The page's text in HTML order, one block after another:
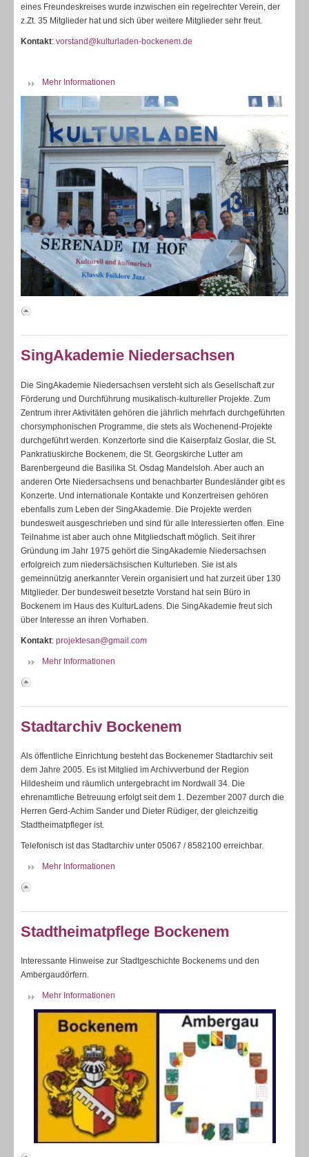
eines Freundeskreises wurde inzwischen ein regelrechter Verein, der
z.Zt. 35 Mitglieder hat und sich über weitere Mitglieder sehr freut.
Kontakt: vorstand@ kulturladen-bockenem.de
Mehr Informationen
SingAkademie Niedersachsen
Die SingAkademie Niedersachsen versteht sich als Gesellschaft zur
Förderung und Durchführung musikalisch-kultureller Projekte. Zum
Zentrum ihrer Aktivitäten gehören die jährlich mehrfach durchgeführten
chorsymphonischen Programme, die stets als Wochenend-Projekte
durchgeführt werden. Konzertorte sind die Kaiserpfalz Goslar, die St.
Pankratiuskirche Bockenem, die St. Georgskirche Lutter am
Barenbergeund die Basilika St. Osdag Mandelsloh. Aber auch an
anderen Orte Niedersachsens und benachbarter Bundesländer gibt es
Konzerte. Und internationale Kontakte und Konzertreisen gehören
ebenfalls zum Leben der SingAkademie. Die Projekte werden
bundesweit ausgeschrieben und sind für alle Interessierten offen. Eine
Teilnahme ist aber auch ohne Mitgliedschaft möglich. Seit ihrer
Gründung im Jahr 1975 gehört die SingAkademie Niedersachsen
erfolgreich zum niedersächsischen Kulturleben. Sie ist als
gemeinnützig anerkannter Verein organisiert und hat zurzeit über 130
Mitglieder. Der bundesweit besetzte Vorstand hat sein Büro in
Bockenem im Haus des KulturLadens. Die SingAkademie freut sich
über Interesse an ihren Vorhaben.
Kontakt: projektesan@gmail.com
Mehr Informationen
Stadtarchiv Bockenem
Als öffentliche Einrichtung besteht das Bockenemer Stadtarchiv seit
dem Jahre 2005. Es ist Mitglied im Archivverbund der Region
Hildesheim und räumlich untergebracht im Nordwall 34. Die
ehrenamtliche Betreuung erfolgt seit dem 1. Dezember 2007 durch die
Herren Gerd-Achim Sander und Dieter Rüdiger, der gleichzeitig
Stadtheimatpfleger ist.
Telefonisch ist das Stadtarchiv unter 05067 / 8582100 erreichbar.
Mehr Informationen
Stadtheimatpflege Bockenem
Interessante Hinweise zur Stadtgeschichte Bockenems und den
Ambergaudörfern.
Mehr Informationen